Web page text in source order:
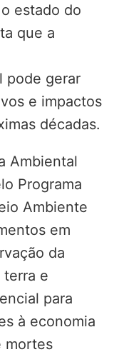
estado do
que a
pode gerar
e impactos
décadas.
Ambiental
Programa
Ambiente
em
da
terra e
para
à economia
mortes